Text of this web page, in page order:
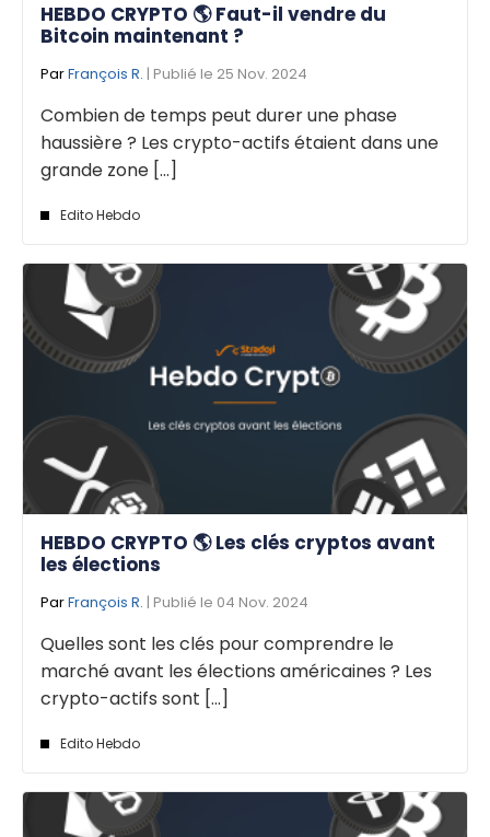
HEBDO CRYPTO 🌎 Faut-il vendre du
Bitcoin maintenant ?
ParFrançois R. | Publié le 25 Nov. 2024
Combien de temps peut durer une phase
haussière ? Les crypto-actifs étaient dans une
grande zone [...]
Edito Hebdo
HEBDO CRYPTO 🌎 Les clés cryptos avant
les élections
ParFrançois R. | Publié le 04 Nov. 2024
Quelles sont les clés pour comprendre le
marché avant les élections américaines ? Les
crypto-actifs sont [...]
Edito Hebdo